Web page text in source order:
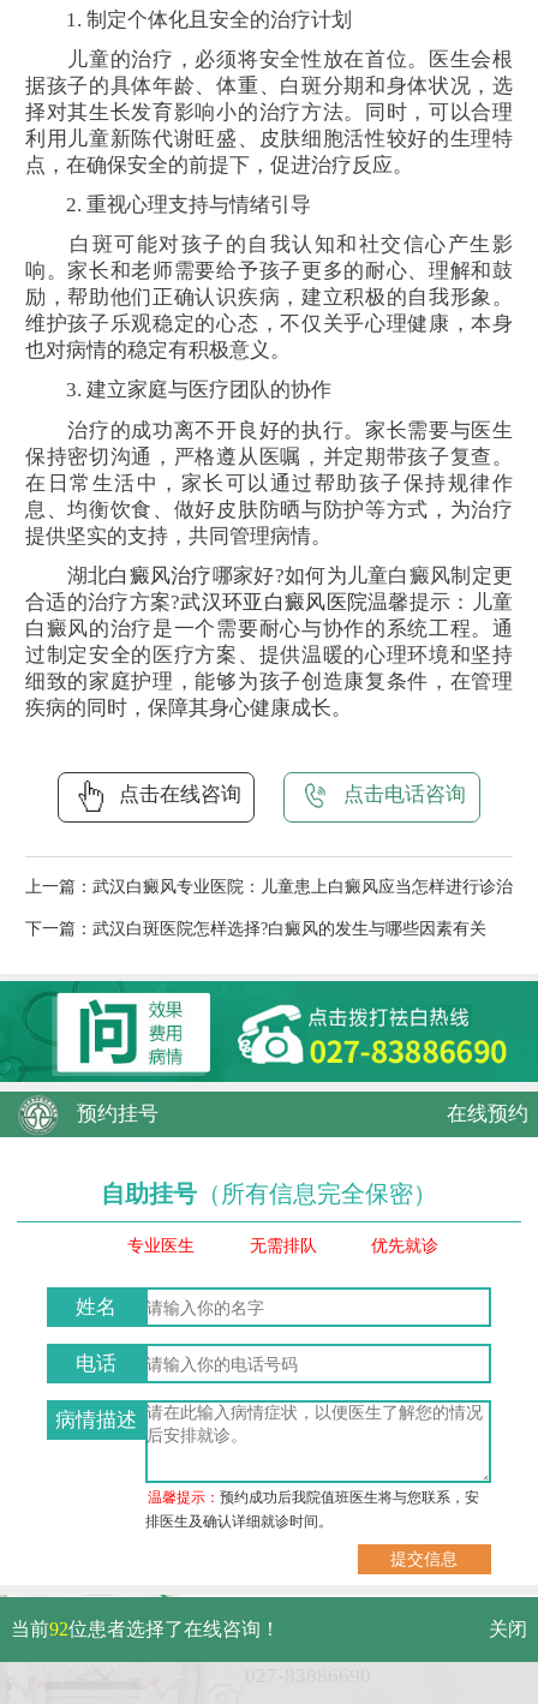
1. 制定个体化且安全的治疗计划
儿童的治疗，必须将安全性放在首位。医生会根
据孩子的具体年龄、体重、白斑分期和身体状况，选
择对其生长发育影响小的治疗方法。同时，可以合理
利用儿童新陈代谢旺盛、皮肤细胞活性较好的生理特
点，在确保安全的前提下，促进治疗反应。
2. 重视心理支持与情绪引导
白斑可能对孩子的自我认知和社交信心产生影
响。家长和老师需要给予孩子更多的耐心、理解和鼓
励，帮助他们正确认识疾病，建立积极的自我形象。
维护孩子乐观稳定的心态，不仅关乎心理健康，本身
也对病情的稳定有积极意义。
3. 建立家庭与医疗团队的协作
治疗的成功离不开良好的执行。家长需要与医生
保持密切沟通，严格遵从医嘱，并定期带孩子复查。
在日常生活中，家长可以通过帮助孩子保持规律作
息、均衡饮食、做好皮肤防晒与防护等方式，为治疗
提供坚实的支持，共同管理病情。
湖北白癜风治疗哪家好?如何为儿童白癜风制定更
合适的治疗方案?武汉环亚白癜风医院温馨提示：儿童
白癜风的治疗是一个需要耐心与协作的系统工程。通
过制定安全的医疗方案、提供温暖的心理环境和坚持
细致的家庭护理，能够为孩子创造康复条件，在管理
疾病的同时，保障其身心健康成长。
点击在线咨询 点击电话咨询
上一篇： 武汉白癜风专业医院：儿童患上白癜风应当怎样进行诊治
下一篇： 武汉白斑医院怎样选择?白癜风的发生与哪些因素有关
预约挂号 在线预约
自助挂号 （所有信息完全保密）
专业医生 无需排队 优先就诊
姓名
电话
病情描述
温馨提示：预约成功后我院值班医生将与您联系，安
排医生及确认详细就诊时间。
武汉市硚口区解放大道479号
免费电话：
当前92位患者选择了在线咨询！ 关闭